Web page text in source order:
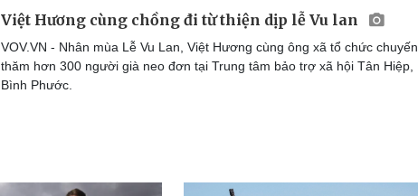
Việt Hương cùng chồng đi từ thiện dịp lễ Vu lan
VOV.VN - Nhân mùa Lễ Vu Lan, Việt Hương cùng ông xã tổ chức chuyến
thăm hơn 300 người già neo đơn tại Trung tâm bảo trợ xã hội Tân Hiệp,
Bình Phước.